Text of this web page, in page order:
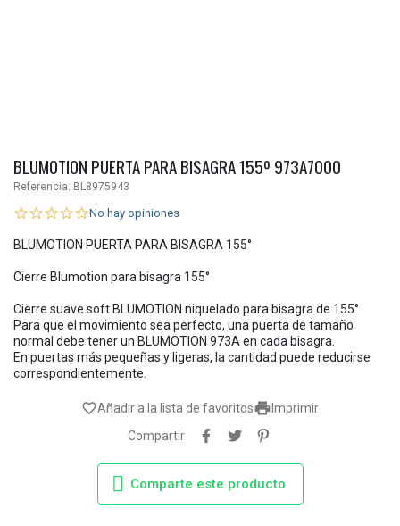
BLUMOTION PUERTA PARA BISAGRA 155º 973A7000
Referencia: BL8975943
No hay opiniones
BLUMOTION PUERTA PARA BISAGRA 155°
Cierre Blumotion para bisagra 155°
Cierre suave soft BLUMOTION niquelado para bisagra de 155°
Para que el movimiento sea perfecto, una puerta de tamaño
normal debe tener un BLUMOTION 973A en cada bisagra.
En puertas más pequeñas y ligeras, la cantidad puede reducirse
correspondientemente.
 Imprimir
favorite_borderAñadir a la lista de favoritos
Compartir
Comparte este producto